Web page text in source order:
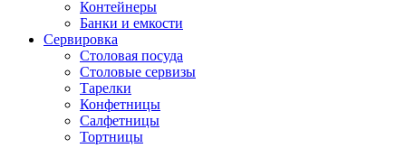
Контейнеры
Банки и емкости
Сервировка
Столовая посуда
Столовые сервизы
Тарелки
Конфетницы
Салфетницы
Тортницы